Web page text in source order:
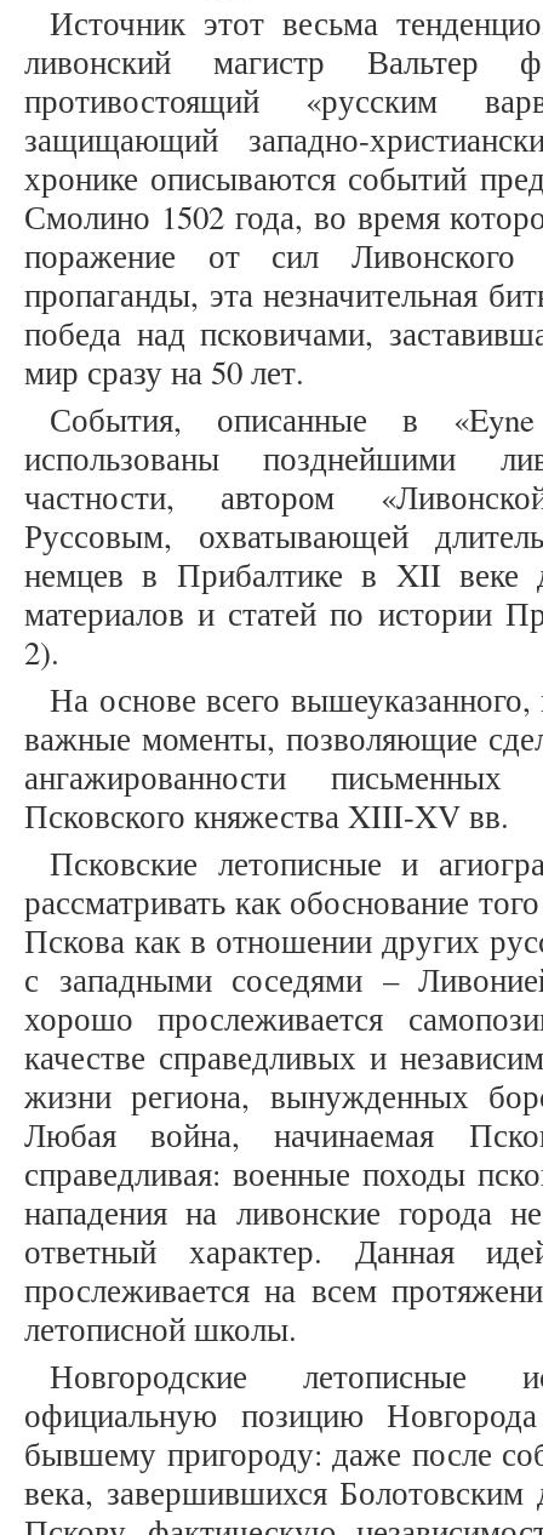
Источник этот весьма
ливонский магистр Вальтер
противостоящий «русским
защищающий западно-
хронике описываются событий
Смолино 1502 года, во время
поражение от сил
пропаганды, эта незначительная
победа над псковичами,
мир сразу на 50 лет.
События, описанные в
использованы позднейшими
частности, автором
Руссовым, охватывающей
немцев в Прибалтике в XII веке
материалов и статей по истории
2).
На основе всего
важные моменты, позволяющие
ангажированности
Псковского княжества XIII-XV вв.
Псковские летописные и
рассматривать как обоснование
Пскова как в отношении других
с западными соседями –
хорошо прослеживается
качестве справедливых и
жизни региона, вынужденных
Любая война, начинаемая
справедливая: военные походы
нападения на ливонские города
ответный характер. Данная
прослеживается на всем
летописной школы.
Новгородские летописные
официальную позицию
бывшему пригороду: даже после
века, завершившихся